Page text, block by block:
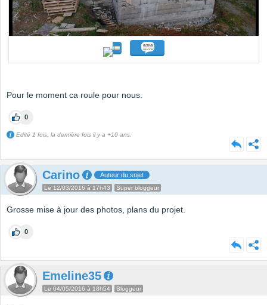
Pour le moment ca roule pour nous.
0
Edité 1 fois, la dernière fois il y a +10 ans.
Carino Auteur du sujet
Le 12/03/2016 à 17h43 Super bloggeur
Grosse mise à jour des photos, plans du projet.
0
Emeline35
Le 04/05/2016 à 18h54 Bloggeur